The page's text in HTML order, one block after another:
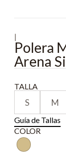
|
Polera
Arena
TALLA
S M
Guía de Tallas
COLOR